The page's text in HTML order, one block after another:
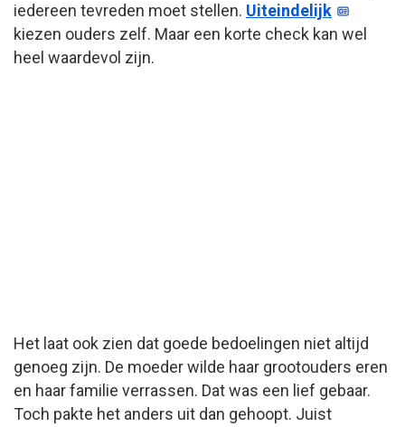
iedereen tevreden moet stellen. Uiteindelijk
kiezen ouders zelf. Maar een korte check kan wel
heel waardevol zijn.
Het laat ook zien dat goede bedoelingen niet altijd
genoeg zijn. De moeder wilde haar grootouders eren
en haar familie verrassen. Dat was een lief gebaar.
Toch pakte het anders uit dan gehoopt. Juist